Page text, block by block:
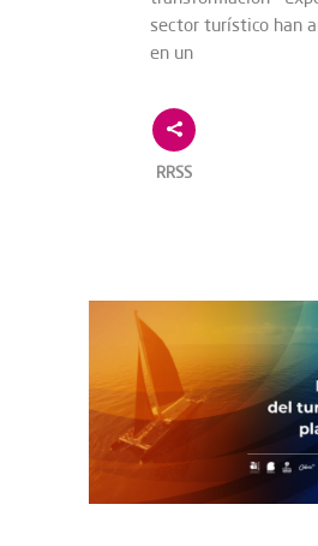
sector turístico han
en un
RRSS